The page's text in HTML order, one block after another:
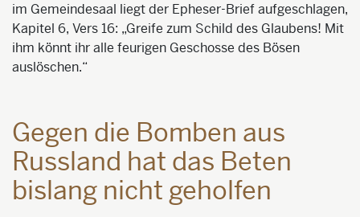
im Gemeindesaal liegt der Epheser-Brief aufgeschlagen,
Kapitel 6, Vers 16: „Greife zum Schild des Glaubens! Mit
ihm könnt ihr alle feurigen Geschosse des Bösen
auslöschen.“
Gegen die Bomben aus
Russland hat das Beten
bislang nicht geholfen